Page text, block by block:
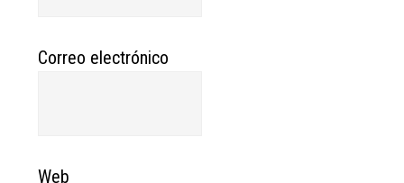
Correo electrónico
Web